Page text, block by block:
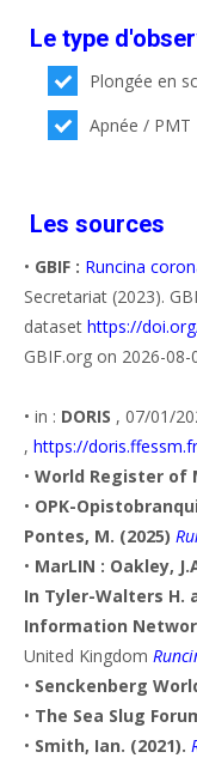
Le type
Plongée en
Apnée / PMT
Les sources
• GBIF : Runcina
Secretariat (2023).
dataset https://
GBIF.org on 2026-08-
• in : DORIS , 07/01/
, https://
• World Register of
• OPK-
Pontes, M. (2025)
• MarLIN : Oakley,
In Tyler-Walters H.
Information
United Kingdom
• Senckenberg
• The Sea Slug
• Smith, Ian. (2021).